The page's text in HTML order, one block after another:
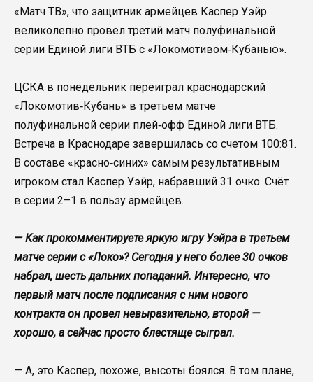
«Матч ТВ», что защитник армейцев Каспер Уэйр
великолепно провел третий матч полуфинальной
серии Единой лиги ВТБ с «Локомотивом‑Кубанью».
ЦСКА в понедельник переиграл краснодарский
«Локомотив‑Кубань» в третьем матче
полуфинальной серии плей‑офф Единой лиги ВТБ.
Встреча в Краснодаре завершилась со счетом 100:81.
В составе «красно‑синих» самым результативным
игроком стал Каспер Уэйр, набравший 31 очко. Счёт
в серии 2–1 в пользу армейцев.
— Как прокомментируете яркую игру Уэйра в третьем
матче серии с «Локо»? Сегодня у него более 30 очков
набрал, шесть дальних попаданий. Интересно, что
первый матч после подписания с ним нового
контракта он провел невыразительно, второй —
хорошо, а сейчас просто блестяще сыграл.
— А, это Каспер, похоже, высоты боялся. В том плане,